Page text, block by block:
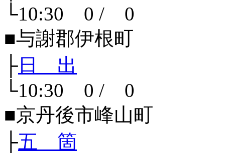
└10:30 0 / 0
■与謝郡伊根町
├ 日 出
└10:30 0 / 0
■京丹後市峰山町
├五 箇